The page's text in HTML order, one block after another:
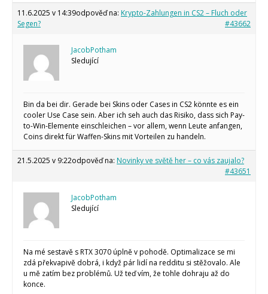
11.6.2025 v 14:39odpověď na: Krypto-Zahlungen in CS2 – Fluch oder
Segen?
#43662
JacobPotham
Sledující
Bin da bei dir. Gerade bei Skins oder Cases in CS2 könnte es ein
cooler Use Case sein. Aber ich seh auch das Risiko, dass sich Pay-
to-Win-Elemente einschleichen – vor allem, wenn Leute anfangen,
Coins direkt für Waffen-Skins mit Vorteilen zu handeln.
21.5.2025 v 9:22odpověď na: Novinky ve světě her – co vás zaujalo?
#43651
JacobPotham
Sledující
Na mé sestavě s RTX 3070 úplně v pohodě. Optimalizace se mi
zdá překvapivě dobrá, i když pár lidí na redditu si stěžovalo. Ale
u mě zatím bez problémů. Už teď vím, že tohle dohraju až do
konce.